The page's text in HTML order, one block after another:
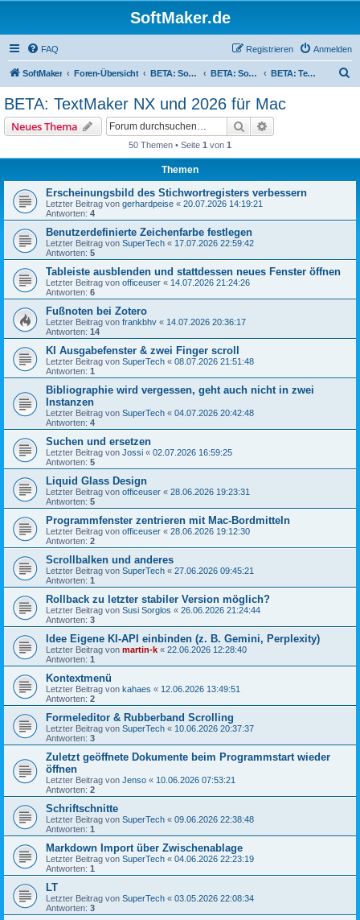
SoftMaker.de
FAQ Anmelden
Registrieren
SoftMaker Foren-Übersicht BETA: SoftMaker Office NX und 2026 BETA: SoftMaker Office NX und 2026 für Mac BETA: TextMaker NX und 2026 für Mac
BETA: TextMaker NX und 2026 für Mac
Neues Thema Suche
50 Themen • Seite 1 von 1
Themen
Erscheinungsbild des Stichwortregisters verbessern
Letzter Beitrag von gerhardpeise « 20.07.2026 14:19:21
Antworten: 4
Benutzerdefinierte Zeichenfarbe festlegen
Letzter Beitrag von SuperTech « 17.07.2026 22:59:42
Antworten: 5
Tableiste ausblenden und stattdessen neues Fenster öffnen
Letzter Beitrag von officeuser « 14.07.2026 21:24:26
Antworten: 6
Fußnoten bei Zotero
Letzter Beitrag von frankbhv « 14.07.2026 20:36:17
Antworten: 14
KI Ausgabefenster & zwei Finger scroll
Letzter Beitrag von SuperTech « 08.07.2026 21:51:48
Antworten: 1
Bibliographie wird vergessen, geht auch nicht in zwei
Instanzen
Letzter Beitrag von SuperTech « 04.07.2026 20:42:48
Antworten: 4
Suchen und ersetzen
Letzter Beitrag von Jossi « 02.07.2026 16:59:25
Antworten: 5
Liquid Glass Design
Letzter Beitrag von officeuser « 28.06.2026 19:23:31
Antworten: 5
Programmfenster zentrieren mit Mac-Bordmitteln
Letzter Beitrag von officeuser « 28.06.2026 19:12:30
Antworten: 2
Scrollbalken und anderes
Letzter Beitrag von SuperTech « 27.06.2026 09:45:21
Antworten: 1
Rollback zu letzter stabiler Version möglich?
Letzter Beitrag von Susi Sorglos « 26.06.2026 21:24:44
Antworten: 3
Idee Eigene KI-API einbinden (z. B. Gemini, Perplexity)
Letzter Beitrag von martin-k « 22.06.2026 12:28:40
Antworten: 1
Kontextmenü
Letzter Beitrag von kahaes « 12.06.2026 13:49:51
Antworten: 2
Formeleditor & Rubberband Scrolling
Letzter Beitrag von SuperTech « 10.06.2026 20:37:37
Antworten: 3
Zuletzt geöffnete Dokumente beim Programmstart wieder
öffnen
Letzter Beitrag von Jenso « 10.06.2026 07:53:21
Antworten: 2
Schriftschnitte
Letzter Beitrag von SuperTech « 09.06.2026 22:38:48
Antworten: 1
Markdown Import über Zwischenablage
Letzter Beitrag von SuperTech « 04.06.2026 22:23:19
Antworten: 1
LT
Letzter Beitrag von SuperTech « 03.05.2026 22:08:34
Antworten: 3